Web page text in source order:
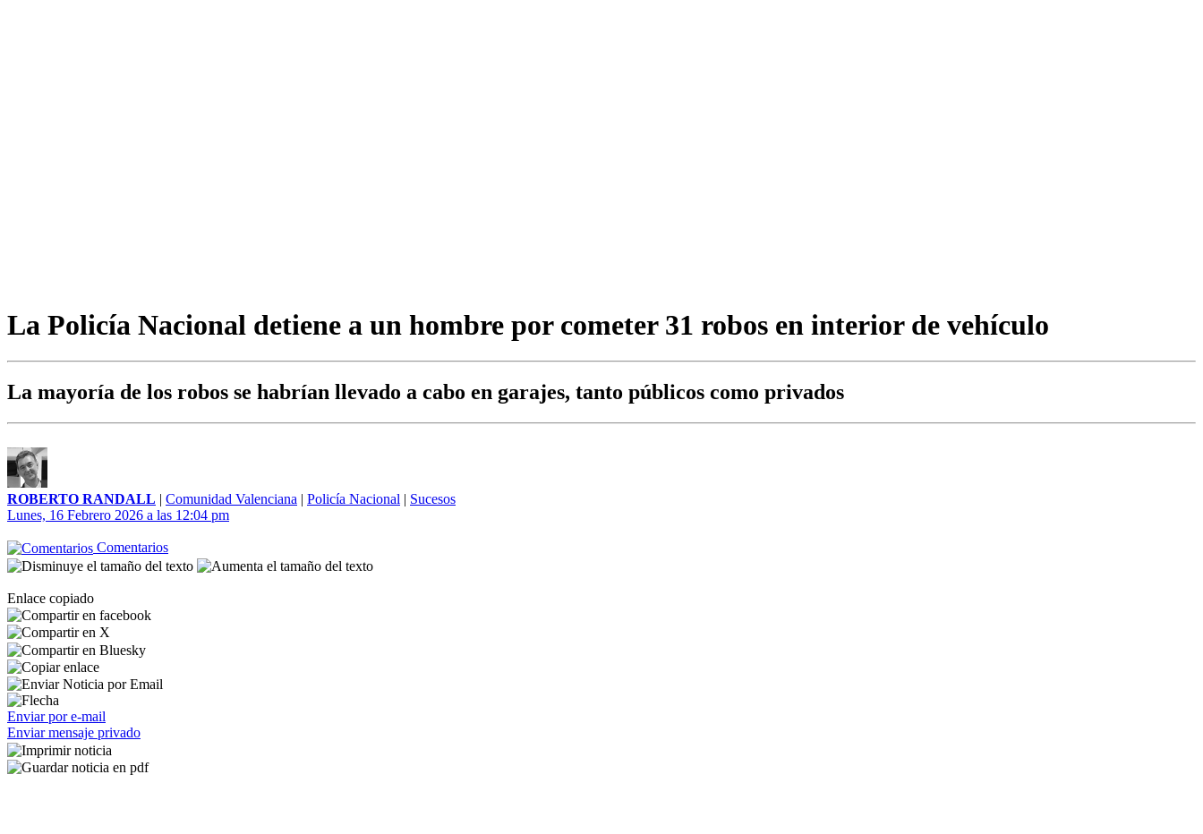
La Policía Nacional detiene a un hombre por cometer 31 robos en interior de vehículo
La mayoría de los robos se habrían llevado a cabo en garajes, tanto públicos como privados
ROBERTO RANDALL | Comunidad Valenciana | Policía Nacional | Sucesos
Lunes, 16 Febrero 2026 a las 12:04 pm
Comentarios
Enlace copiado
Enviar por e-mail
Enviar mensaje privado